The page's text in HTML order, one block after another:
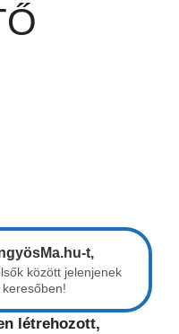
t,
között jelenjenek
létrehozott,